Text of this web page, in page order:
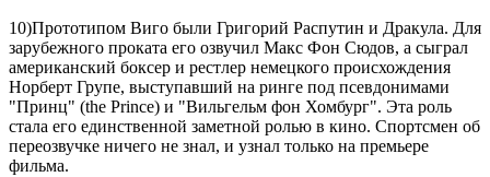
10)Прототипом Виго были Григорий Распутин и Дракула. Для
зарубежного проката его озвучил Макс Фон Сюдов, а сыграл
американский боксер и рестлер немецкого происхождения
Норберт Групе, выступавший на ринге под псевдонимами
"Принц" (the Prince) и "Вильгельм фон Хомбург". Эта роль
стала его единственной заметной ролью в кино. Спортсмен об
переозвучке ничего не знал, и узнал только на премьере
фильма.